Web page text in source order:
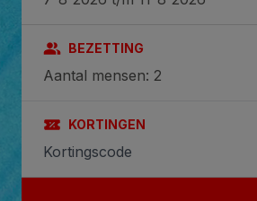
BEZETTING
Aantal mensen: 2
KORTINGEN